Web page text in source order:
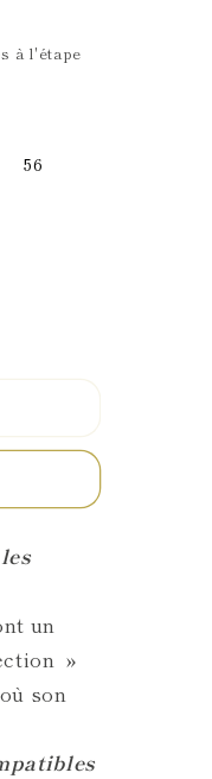
à l'étape
56
un
»
son